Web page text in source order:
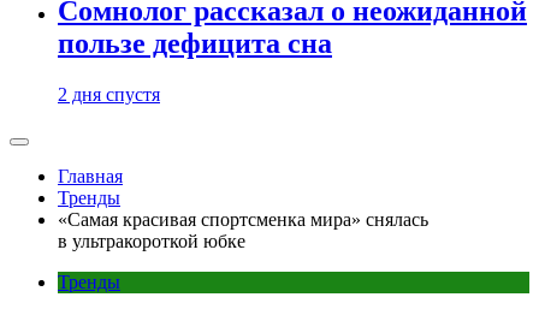
Сомнолог рассказал о неожиданной
пользе дефицита сна
2 дня спустя
Главная
Тренды
«Самая красивая спортсменка мира» снялась
в ультракороткой юбке
Тренды